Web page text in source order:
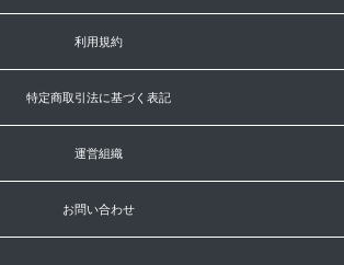
利用規約
特定商取引法に基づく表記
運営組織
お問い合わせ